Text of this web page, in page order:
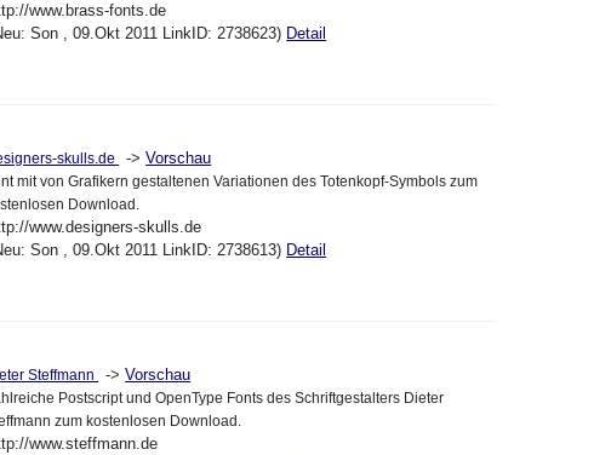
www.brass-fonts.de
Son , 09.Okt 2011 LinkID: 2738623) Detail
skulls.de ->Vorschau
mit von Grafikern gestaltenen Variationen des Totenkopf-Symbols zum
Download.
www.designers-skulls.de
Son , 09.Okt 2011 LinkID: 2738613) Detail
Steffmann ->Vorschau
Postscript und OpenType Fonts des Schriftgestalters Dieter
zum kostenlosen Download.
www.steffmann.de